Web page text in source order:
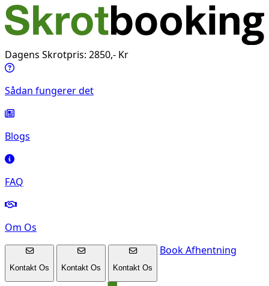
Dagens Skrotpris: 2850,- Kr
Sådan fungerer det
Blogs
FAQ
Om Os
Kontakt Os Kontakt Os Kontakt Os
Book Afhentning